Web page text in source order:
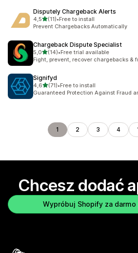
Disputely Chargeback Alerts
4,5na 5 gwiazdek
(11)
Łączna liczba recenzji: 11
•Free to install
Prevent Chargebacks Automatically
Chargeback Dispute Specialist
5,0na 5 gwiazdek
(14)
Łączna liczba recenzji: 14
•Free trial available
Fight, prevent, recover chargebacks &
Signifyd
4,6na 5 gwiazdek
(71)
Łączna liczba recenzji: 71
•Free to install
Guaranteed Protection Against Fraud
1 2 3 4
Chcesz dodać
Wypróbuj Shopify za